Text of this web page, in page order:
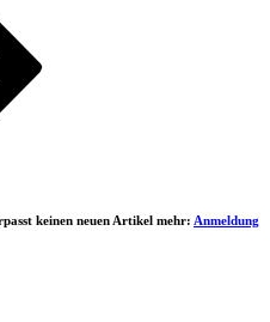
keinen neuen Artikel mehr: Anmeldung